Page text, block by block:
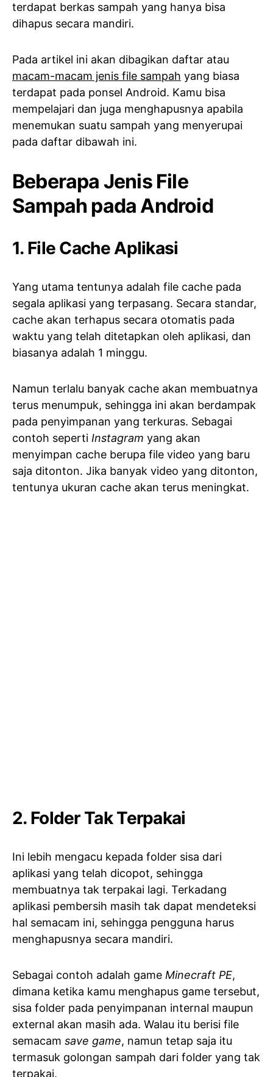
terdapat berkas sampah yang hanya bisa
dihapus secara mandiri.
Pada artikel ini akan dibagikan daftar atau
macam-macam jenis file sampah yang biasa
terdapat pada ponsel Android. Kamu bisa
mempelajari dan juga menghapusnya apabila
menemukan suatu sampah yang menyerupai
pada daftar dibawah ini.
Beberapa Jenis File
Sampah pada Android
1. File Cache Aplikasi
Yang utama tentunya adalah file cache pada
segala aplikasi yang terpasang. Secara standar,
cache akan terhapus secara otomatis pada
waktu yang telah ditetapkan oleh aplikasi, dan
biasanya adalah 1 minggu.
Namun terlalu banyak cache akan membuatnya
terus menumpuk, sehingga ini akan berdampak
pada penyimpanan yang terkuras. Sebagai
contoh seperti Instagram yang akan
menyimpan cache berupa file video yang baru
saja ditonton. Jika banyak video yang ditonton,
tentunya ukuran cache akan terus meningkat.
2. Folder Tak Terpakai
Ini lebih mengacu kepada folder sisa dari
aplikasi yang telah dicopot, sehingga
membuatnya tak terpakai lagi. Terkadang
aplikasi pembersih masih tak dapat mendeteksi
hal semacam ini, sehingga pengguna harus
menghapusnya secara mandiri.
Sebagai contoh adalah game Minecraft PE,
dimana ketika kamu menghapus game tersebut,
sisa folder pada penyimpanan internal maupun
external akan masih ada. Walau itu berisi file
semacam save game, namun tetap saja itu
termasuk golongan sampah dari folder yang tak
terpakai.